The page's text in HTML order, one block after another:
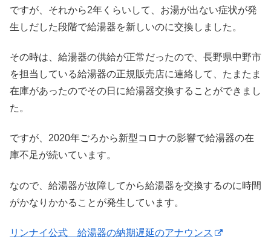
ですが、それから2年くらいして、お湯が出ない症状が発
生しだした段階で給湯器を新しいのに交換しました。
その時は、給湯器の供給が正常だったので、長野県中野市
を担当している給湯器の正規販売店に連絡して、たまたま
在庫があったのでその日に給湯器交換することができまし
た。
ですが、2020年ごろから新型コロナの影響で給湯器の在
庫不足が続いています。
なので、給湯器が故障してから給湯器を交換するのに時間
がかなりかかることが発生しています。
リンナイ公式 給湯器の納期遅延のアナウンス